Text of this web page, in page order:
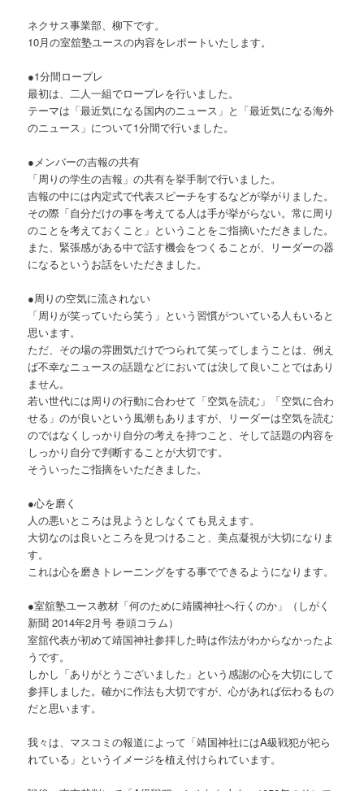
ネクサス事業部、柳下です。
10月の室舘塾ユースの内容をレポートいたします。
●1分間ロープレ
最初は、二人一組でロープレを行いました。
テーマは「最近気になる国内のニュース」と「最近気になる海外
のニュース」について1分間で行いました。
●メンバーの吉報の共有
「周りの学生の吉報」の共有を挙手制で行いました。
吉報の中には内定式で代表スピーチをするなどが挙がりました。
その際「自分だけの事を考えてる人は手が挙がらない。常に周り
のことを考えておくこと」ということをご指摘いただきました。
また、緊張感がある中で話す機会をつくることが、リーダーの器
になるというお話をいただきました。
●周りの空気に流されない
「周りが笑っていたら笑う」という習慣がついている人もいると
思います。
ただ、その場の雰囲気だけでつられて笑ってしまうことは、例え
ば不幸なニュースの話題などにおいては決して良いことではあり
ません。
若い世代には周りの行動に合わせて「空気を読む」「空気に合わ
せる」のが良いという風潮もありますが、リーダーは空気を読む
のではなくしっかり自分の考えを持つこと、そして話題の内容を
しっかり自分で判断することが大切です。
そういったご指摘をいただきました。
●心を磨く
人の悪いところは見ようとしなくても見えます。
大切なのは良いところを見つけること、美点凝視が大切になりま
す。
これは心を磨きトレーニングをする事でできるようになります。
●室舘塾ユース教材「何のために靖國神社へ行くのか」（しがく
新聞 2014年2月号 巻頭コラム）
室舘代表が初めて靖国神社参拝した時は作法がわからなかったよ
うです。
しかし「ありがとうございました」という感謝の心を大切にして
参拝しました。確かに作法も大切ですが、心があれば伝わるもの
だと思います。
我々は、マスコミの報道によって「靖国神社にはA級戦犯が祀ら
れている」というイメージを植え付けられています。